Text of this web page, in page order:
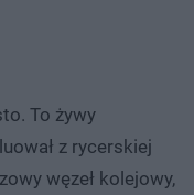
To żywy
z rycerskiej
węzeł kolejowy,